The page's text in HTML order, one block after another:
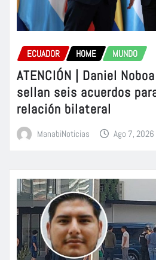
ECUADOR HOME MUNDO
ATENCIÓN | Daniel
sellan seis acuerdos
relación bilateral
ManabiNoticias Ago 7, 2026